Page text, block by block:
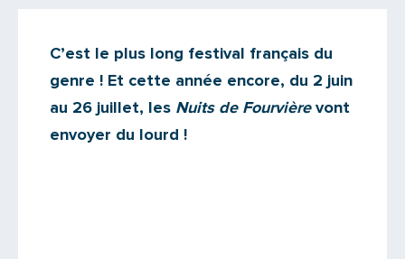
Il n'y a aucun commentaire...
Ajoutez le vôtre
C’est le plus long festival français du
genre ! Et cette année encore, du 2 juin
au 26 juillet, les Nuits de Fourvièrevont
envoyer du lourd !